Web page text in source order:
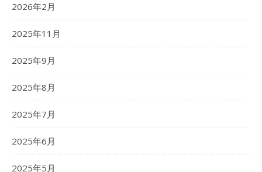
2026年2月
2025年11月
2025年9月
2025年8月
2025年7月
2025年6月
2025年5月